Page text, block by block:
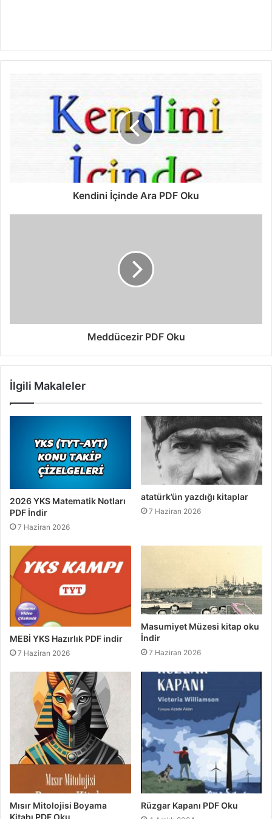
Kendini İçinde Ara PDF Oku
Meddücezir PDF Oku
İlgili Makaleler
2026 YKS Matematik Notları
PDF İndir
7 Haziran 2026
atatürk’ün yazdığı kitaplar
7 Haziran 2026
MEBİ YKS Hazırlık PDF indir
7 Haziran 2026
Masumiyet Müzesi kitap oku
İndir
7 Haziran 2026
Mısır Mitolojisi Boyama
Rüzgar Kapanı PDF Oku